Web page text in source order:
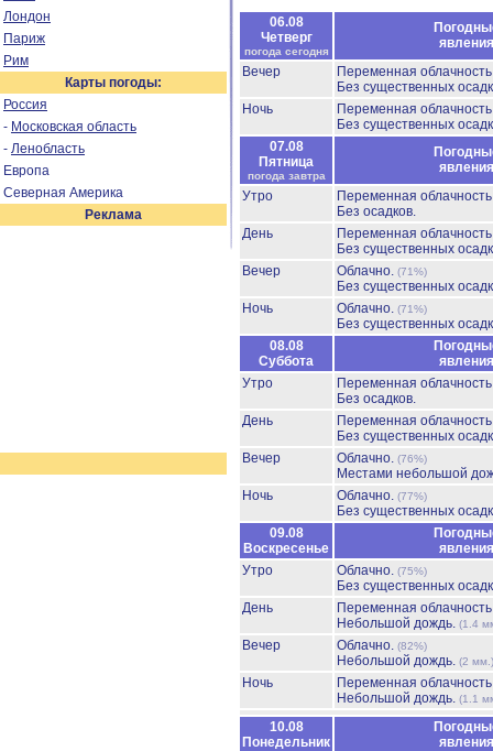
Лондон
Париж
Рим
Карты погоды:
Россия
- Московская область
- Ленобласть
Европа
Северная Америка
Реклама
06.08
Четверг
погода сегодня
явления
Вечер
Переменная
Без существенных
Ночь
Переменная
Без существенных
07.08
Пятница
погода завтра
явления
Утро
Переменная
Без осадков.
День
Переменная
Без существенных
Вечер
Облачно. (71%)
Без существенных
Ночь
Облачно. (71%)
Без существенных
08.08
Суббота
явления
Утро
Переменная
Без осадков.
День
Переменная
Без существенных
Вечер
Облачно. (76%)
Местами небольшой
Ночь
Облачно. (77%)
Без существенных
09.08
Воскресенье
явления
Утро
Облачно. (75%)
Без существенных
День
Переменная
Небольшой дождь. (1.4
Вечер Облачно. (82%)
Небольшой дождь. (2 мм.)
Ночь
Переменная
Небольшой дождь. (1.1
10.08
Понедельник
явления